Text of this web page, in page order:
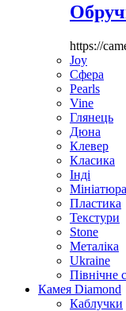
https://
Joy
Сфера
Pearls
Vine
Глянець
Дюна
Клевер
Класика
Інді
Мініатюра
Пластика
Текстури
Stone
Металіка
Ukraine
Північне
Камея Diamond
Каблучки